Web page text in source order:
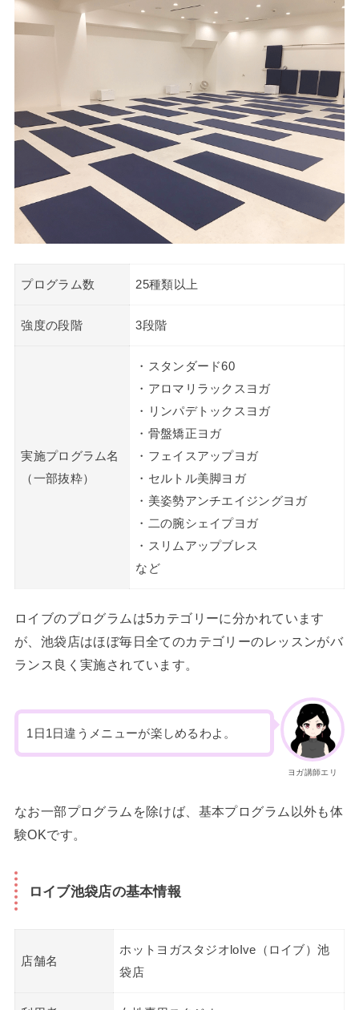
プログラム数 25種類以上
強度の段階 3段階
実施プログラム名
（一部抜粋）
・スタンダード60
・アロマリラックスヨガ
・リンパデトックスヨガ
・骨盤矯正ヨガ
・フェイスアップヨガ
・セルトル美脚ヨガ
・美姿勢アンチエイジングヨガ
・二の腕シェイプヨガ
・スリムアップブレス
など
ロイブのプログラムは5カテゴリーに分かれています
が、池袋店はほぼ毎日全てのカテゴリーのレッスンがバ
ランス良く実施されています。
ヨガ講師エリ
1日1日違うメニューが楽しめるわよ。
なお一部プログラムを除けば、基本プログラム以外も体
験OKです。
ロイブ池袋店の基本情報
店舗名
ホットヨガスタジオloIve（ロイブ）池
袋店